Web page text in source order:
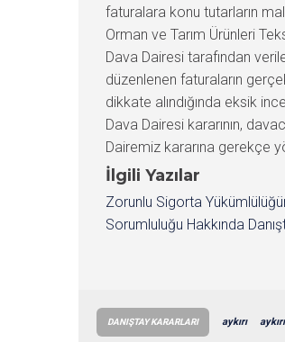
İlgili Yazılar
Zorunlu Sigorta
Sorumluluğu Hakkında
DANIŞTAY KARARLARI aykırı